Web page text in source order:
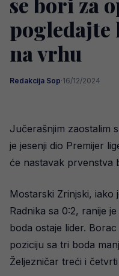
pogledajte
na vrhu
Redakcija Sop·16/12/2024
Jučerašnjim zaostalim
je jesenji dio Premijer
će nastavak prvenstva
Mostarski Zrinjski, iako
Radnika sa 0:2, ranije
boda ostaje lider.
poziciju sa tri boda
Željezničar treći i